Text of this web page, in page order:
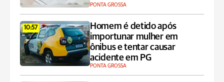
PONTA GROSSA
10:57
Homem é detido após
importunar mulher em
ônibus e tentar causar
acidente em PG
PONTA GROSSA